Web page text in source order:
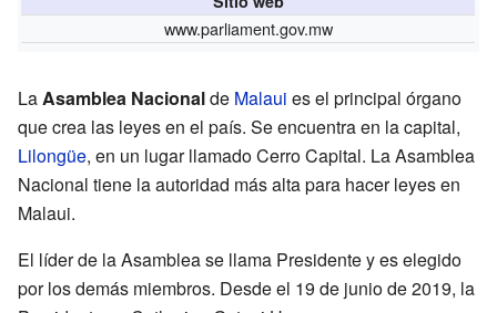
www.parliament.gov.mw
LaAsamblea Nacionalde Malaui es el principal órgano
que crea las leyes en el país. Se encuentra en la capital,
Lilongüe, en un lugar llamado Cerro Capital. La Asamblea
Nacional tiene la autoridad más alta para hacer leyes en
Malaui.
El líder de la Asamblea se llama Presidente y es elegido
por los demás miembros. Desde el 19 de junio de 2019, la